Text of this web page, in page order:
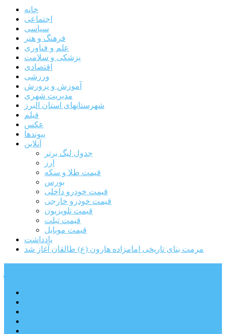
خانه
اجتماعی
سیاسی
فرهنگ و هنر
علم و فناوری
پزشکی و سلامت
اقتصادی
ورزشی
آموزش و پرورش
مدیریت شهری
شهرستانهای استان البرز
فیلم
عکس
پیوندها
آنلاین
جدول لیگ برتر
ارز
قیمت طلا و سکه
بورس
قیمت خودرو داخلی
قیمت خودرو خارجی
قیمت تلویزیون
قیمت تبلت
قیمت موبایل
یادداشت
مرمت بنای تاریخی امامزاده هارون (ع) طالقان آغاز شد